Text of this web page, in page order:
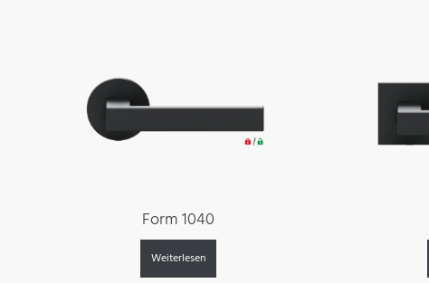
Form 1040
Weiterlesen